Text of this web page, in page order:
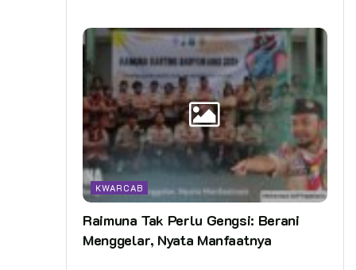
KWARCAB
Raimuna Tak Perlu Gengsi: Berani
Menggelar, Nyata Manfaatnya